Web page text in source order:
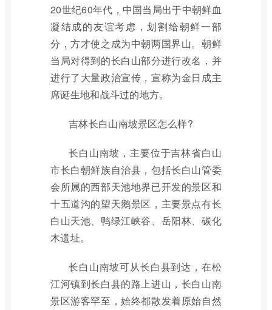
20世纪60年代，中国当局出于中朝鲜血
凝结成的友谊考虑，划割给朝鲜一部
分，方才使之成为中朝两国界山。朝鲜
当局对得到的长白山部分进行改名，并
进行了大量政治宣传，宣称为金日成主
席诞生地和战斗过的地方。
吉林长白山南坡景区怎么样?
长白山南坡，主要位于吉林省白山
市长白朝鲜族自治县，包括长白山管委
会所属的西部天池地界已开发的景区和
十五道沟的望天鹅景区，主要景点有长
白山天池、鸭绿江峡谷、岳阳林、碳化
木遗址。
长白山南坡可从长白县到达，在松
江河镇到长白县的路上进山，长白山南
景区游客罕至，始终都散发着原始自然